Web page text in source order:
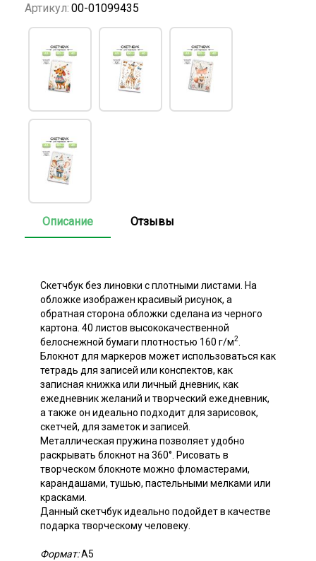
Артикул: 00-01099435
Описание Отзывы
Скетчбук без линовки с плотными листами. На
обложке изображен красивый рисунок, а
обратная сторона обложки сделана из черного
картона. 40 листов высококачественной
белоснежной бумаги плотностью 160 г/м2
Блокнот для маркеров может использоваться как
тетрадь для записей или конспектов, как
записная книжка или личный дневник, как
ежедневник желаний и творческий ежедневник,
а также он идеально подходит для зарисовок,
скетчей, для заметок и записей.
Металлическая пружина позволяет удобно
раскрывать блокнот на 360°. Рисовать в
творческом блокноте можно фломастерами,
карандашами, тушью, пастельными мелками или
красками.
Данный скетчбук идеально подойдет в качестве
подарка творческому человеку.
Формат:А5